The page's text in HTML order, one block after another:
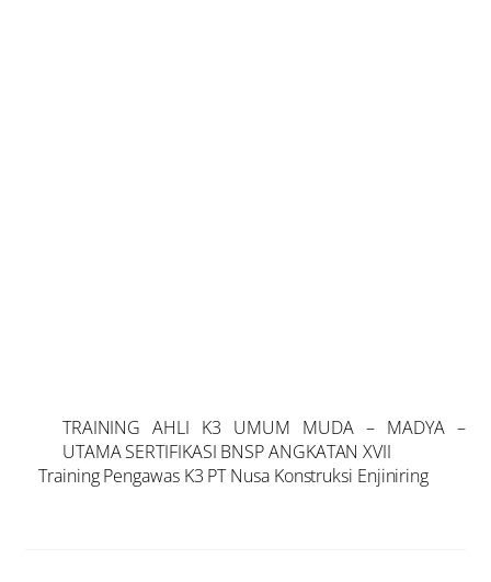
TRAINING AHLI K3 UMUM MUDA – MADYA –
UTAMA SERTIFIKASI BNSP ANGKATAN XVII
Training Pengawas K3 PT Nusa Konstruksi Enjiniring